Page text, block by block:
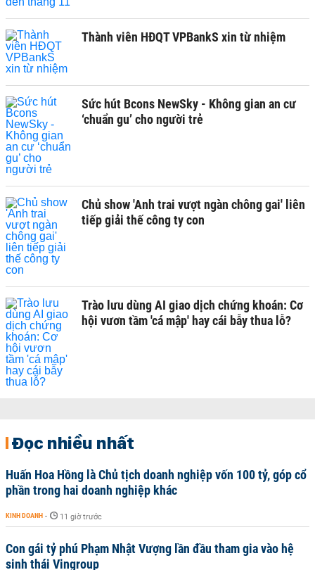
Thành viên HĐQT VPBankS xin từ nhiệm
Sức hút Bcons NewSky - Không gian an cư
‘chuẩn gu’ cho người trẻ
Chủ show 'Anh trai vượt ngàn chông gai' liên
tiếp giải thế công ty con
Trào lưu dùng AI giao dịch chứng khoán: Cơ
hội vươn tầm 'cá mập' hay cái bẫy thua lỗ?
Đọc nhiều nhất
Huấn Hoa Hồng là Chủ tịch doanh nghiệp vốn 100 tỷ, góp cổ
phần trong hai doanh nghiệp khác
KINH DOANH - 11 giờ trước
Con gái tỷ phú Phạm Nhật Vượng lần đầu tham gia vào hệ
sinh thái Vingroup